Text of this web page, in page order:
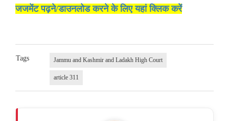
जजमेंट पढ़ने/डाउनलोड करने के लिए यहां क्लिक करें
Tags Jammu and Kashmir and Ladakh High Court
article 311